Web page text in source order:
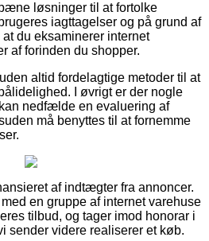
løsninger til at fortolke
iagttagelser og på grund af
du eksaminerer internet
af forinden du shopper.
altid fordelagtige metoder til at
I øvrigt er der nogle
nedfælde en evaluering af
må benyttes til at fornemme
af indtægter fra annoncer.
en gruppe af internet varehuse
tilbud, og tager imod honorar i
sender videre realiserer et køb.